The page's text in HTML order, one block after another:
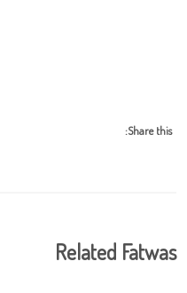
Share this:
Related Fatwas